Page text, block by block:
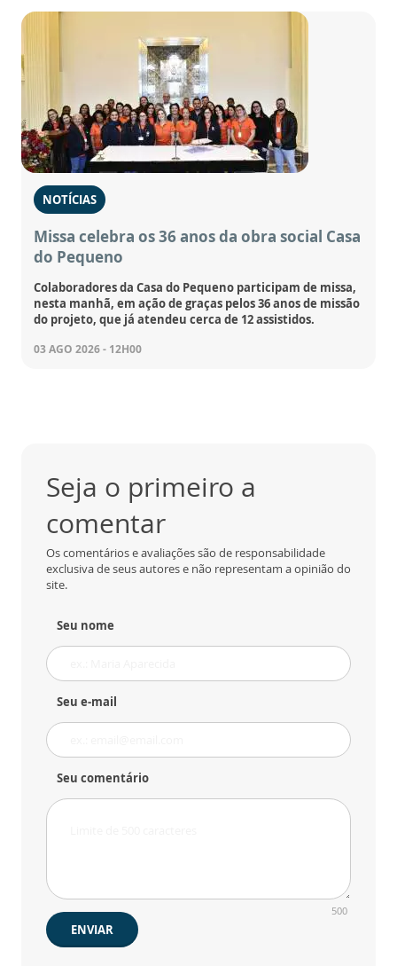
NOTÍCIAS
Missa celebra os 36 anos da obra social Casa
do Pequeno
Colaboradores da Casa do Pequeno participam de missa,
nesta manhã, em ação de graças pelos 36 anos de missão
do projeto, que já atendeu cerca de 12 assistidos.
03 AGO 2026 - 12H00
Seja o primeiro a
comentar
Os comentários e avaliações são de responsabilidade
exclusiva de seus autores e não representam a opinião do
site.
Seu nome
Seu e-mail
Seu comentário
500
ENVIAR